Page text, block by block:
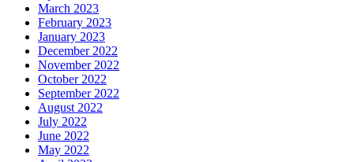
March 2023
February 2023
January 2023
December 2022
November 2022
October 2022
September 2022
August 2022
July 2022
June 2022
May 2022